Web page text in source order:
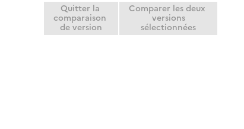
Quitter la
comparaison
de version
Comparer les deux
versions
sélectionnées